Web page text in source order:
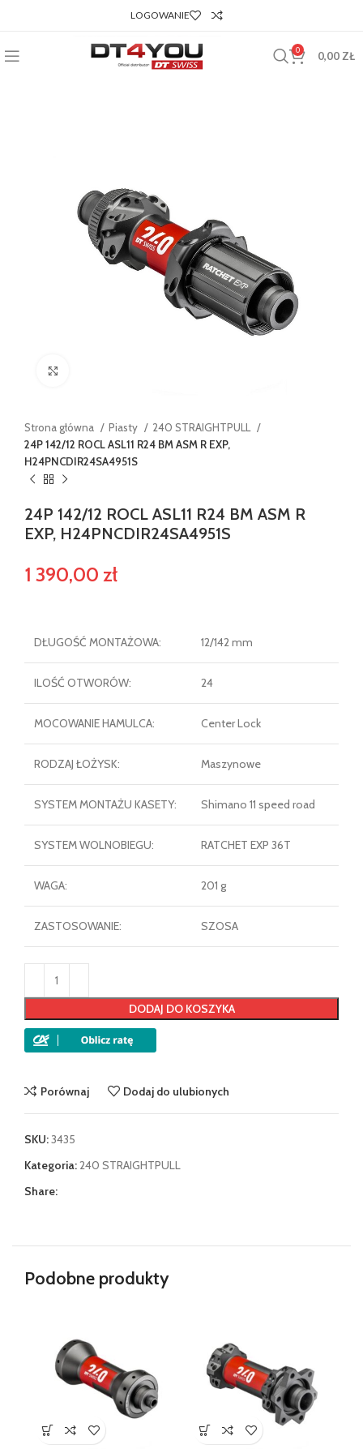
LOGOWANIE
0 0,00 ZŁ
Strona główna Piasty
240 STRAIGHTPULL
24P 142/12 ROCL ASL11 R24 BM ASM R EXP,
H24PNCDIR24SA4951S
24P 142/12 ROCL ASL11 R24 BM ASM R
EXP, H24PNCDIR24SA4951S
1 390,00 zł
DŁUGOŚĆ MONTAŻOWA: 12/142 mm
ILOŚĆ OTWORÓW: 24
MOCOWANIE HAMULCA: Center Lock
RODZAJ ŁOŻYSK: Maszynowe
SYSTEM MONTAŻU KASETY: Shimano 11 speed road
SYSTEM WOLNOBIEGU: RATCHET EXP 36T
WAGA: 201 g
ZASTOSOWANIE: SZOSA
DODAJ DO KOSZYKA
Porównaj Dodaj do ulubionych
SKU:3435
Kategoria:240 STRAIGHTPULL
Share:
Podobne produkty